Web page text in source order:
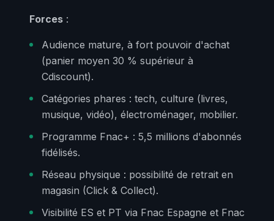
Forces :
Audience mature, à fort pouvoir d'achat
(panier moyen 30 % supérieur à
Cdiscount).
Catégories phares : tech, culture (livres,
musique, vidéo), électroménager, mobilier.
Programme Fnac+ : 5,5 millions d'abonnés
fidélisés.
Réseau physique : possibilité de retrait en
magasin (Click & Collect).
Visibilité ES et PT via Fnac Espagne et Fnac